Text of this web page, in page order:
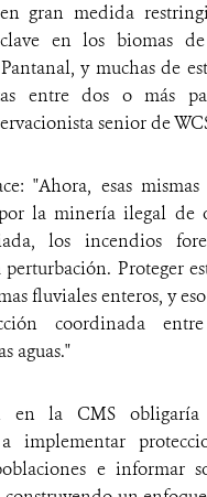
gran medida
clave en los biomas
y muchas de
entre dos o más
senior de
"Ahora, esas
por la minería ilegal
los incendios
Proteger
fluviales enteros, y
coordinada
aguas."
en la CMS
implementar
e informar